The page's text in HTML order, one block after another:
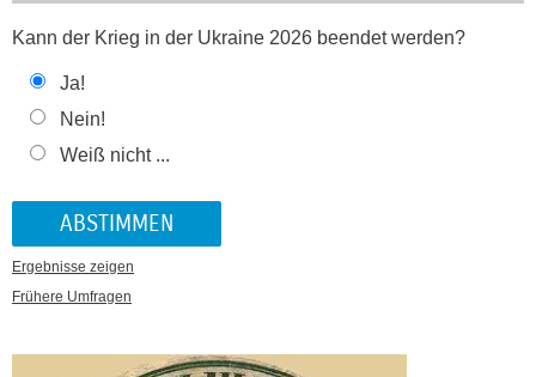
Kann der Krieg in der Ukraine 2026 beendet werden?
Ja!
Nein!
Weiß nicht ...
Ergebnisse zeigen
Frühere Umfragen